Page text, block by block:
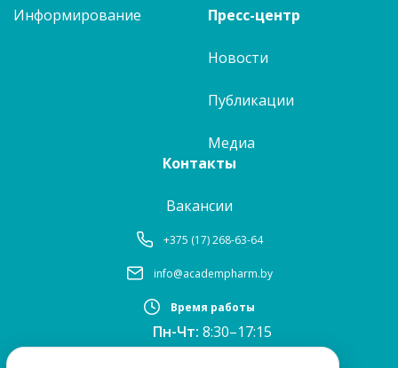
Информирование Пресс-центр
Новости
Публикации
Медиа
Контакты
Вакансии
+375 (17) 268-63-64
info@academpharm.by
Время работы
Пн-Чт: 8:30–17:15
ПТ:8:30–16:00